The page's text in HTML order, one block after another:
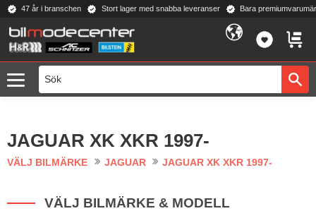
Meny
47 år i branschen Stort lager med snabba leveranser Bara
JAGUAR XK XKR 1997-
VÄLJ BILMÄRKE JAGUAR JAGUAR XK XKR 1997-
VÄLJ BILMÄRKE & MODELL